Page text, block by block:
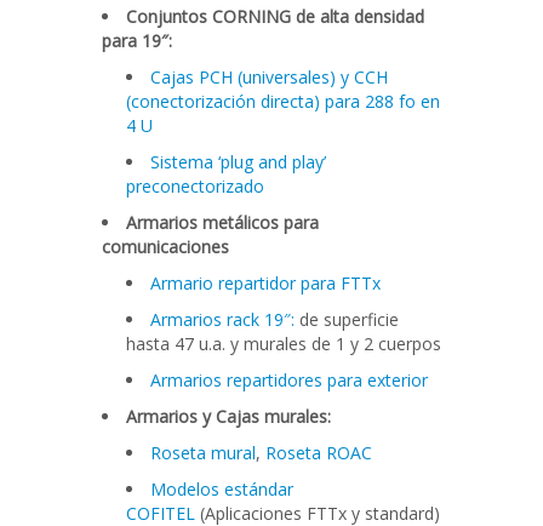
Conjuntos CORNING de alta densidad
para 19″:
Cajas PCH (universales) y CCH
(conectorización directa) para 288 fo en
4 U
Sistema ‘plug and play’
preconectorizado
Armarios metálicos para
comunicaciones
Armario repartidor para FTTx
Armarios rack 19″: de superficie
hasta 47 u.a. y murales de 1 y 2 cuerpos
Armarios repartidores para exterior
Armarios y Cajas murales:
Roseta mural, Roseta ROAC
Modelos estándar
COFITEL (Aplicaciones FTTx y standard)